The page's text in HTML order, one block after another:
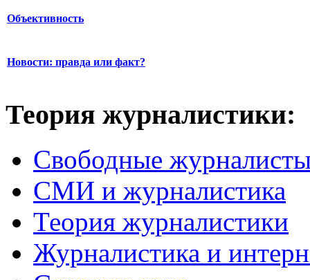
Объективность
Новости: правда или факт?
Теория журналистики:
Свободные
СМИ и журналистика
Теория журналистики
Журналистика и